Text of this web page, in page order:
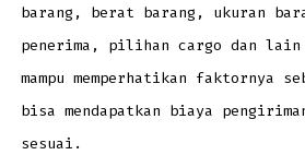
barang, berat barang, ukuran
penerima, pilihan cargo dan lain
mampu memperhatikan faktornya
bisa mendapatkan biaya
sesuai.